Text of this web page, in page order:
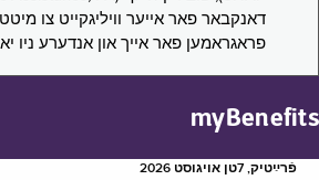
דאנקבאר פאר אייער וויליגקייט צו
פראגראמען פאר אייך און אנדערע ניו
myBenefits
פֿרײַטיק, 7טן אויגוסט 2026